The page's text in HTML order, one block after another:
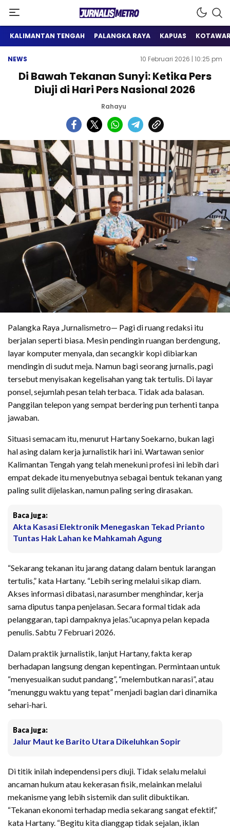
Jurnalis Metro
Satu Wadah Informasi
KALIMANTAN TENGAH PALANGKA RAYA KAPUAS
NEWS 10 Februari 2026 | 10:25 pm
Di Bawah Tekanan Sunyi: Ketika Pers
Diuji di Hari Pers Nasional 2026
Rahayu
Palangka Raya ,Jurnalismetro— Pagi di ruang redaksi itu
berjalan seperti biasa. Mesin pendingin ruangan berdengung,
layar komputer menyala, dan secangkir kopi dibiarkan
mendingin di sudut meja. Namun bagi seorang jurnalis, pagi
tersebut menyisakan kegelisahan yang tak tertulis. Di layar
ponsel, sejumlah pesan telah terbaca. Tidak ada balasan.
Panggilan telepon yang sempat berdering pun terhenti tanpa
jawaban.
Situasi semacam itu, menurut Hartany Soekarno, bukan lagi
hal asing dalam kerja jurnalistik hari ini. Wartawan senior
Kalimantan Tengah yang telah menekuni profesi ini lebih dari
empat dekade itu menyebutnya sebagai bentuk tekanan yang
paling sulit dijelaskan, namun paling sering dirasakan.
Baca juga:
Akta Kasasi Elektronik Menegaskan Tekad Prianto
Tuntas Hak Lahan ke Mahkamah Agung
“Sekarang tekanan itu jarang datang dalam bentuk larangan
tertulis,” kata Hartany. “Lebih sering melalui sikap diam.
Akses informasi dibatasi, narasumber menghindar, kerja
sama diputus tanpa penjelasan. Secara formal tidak ada
pelanggaran, tapi dampaknya jelas.”ucapnya pelan kepada
penulis. Sabtu 7 Februari 2026.
Dalam praktik jurnalistik, lanjut Hartany, fakta kerap
berhadapan langsung dengan kepentingan. Permintaan untuk
“menyesuaikan sudut pandang”, “melembutkan narasi”, atau
“menunggu waktu yang tepat” menjadi bagian dari dinamika
sehari-hari.
Baca juga:
Jalur Maut ke Barito Utara Dikeluhkan Sopir
Di titik inilah independensi pers diuji. Tidak selalu melalui
ancaman hukum atau kekerasan fisik, melainkan melalui
mekanisme yang lebih sistemik dan sulit dibuktikan.
“Tekanan ekonomi terhadap media sekarang sangat efektif,”
kata Hartany. “Begitu kita dianggap tidak sejalan, iklan